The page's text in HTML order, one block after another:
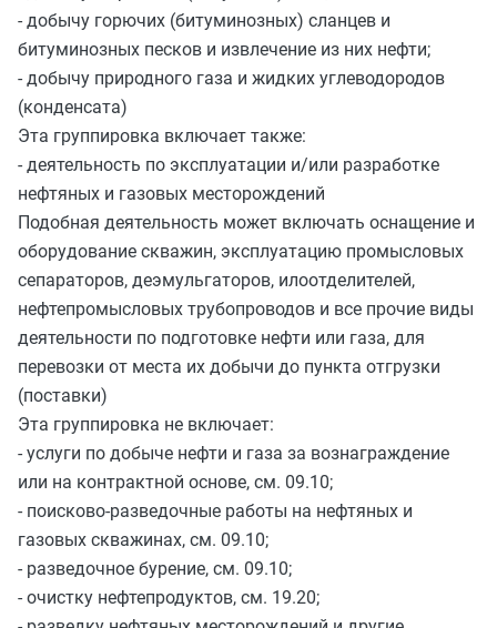
- добычу горючих (битуминозных) сланцев и
битуминозных песков и извлечение из них нефти;
- добычу природного газа и жидких углеводородов
(конденсата)
Эта группировка включает также:
- деятельность по эксплуатации и/или разработке
нефтяных и газовых месторождений
Подобная деятельность может включать оснащение и
оборудование скважин, эксплуатацию промысловых
сепараторов, деэмульгаторов, илоотделителей,
нефтепромысловых трубопроводов и все прочие виды
деятельности по подготовке нефти или газа, для
перевозки от места их добычи до пункта отгрузки
(поставки)
Эта группировка не включает:
- услуги по добыче нефти и газа за вознаграждение
или на контрактной основе, см. 09.10;
- поисково-разведочные работы на нефтяных и
газовых скважинах, см. 09.10;
- разведочное бурение, см. 09.10;
- очистку нефтепродуктов, см. 19.20;